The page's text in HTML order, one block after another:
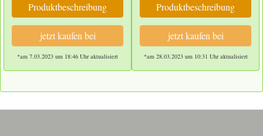
Produktbeschreibung
jetzt kaufen bei
*am 7.03.2023 um 18:46 Uhr aktualisiert
Produktbeschreibung
jetzt kaufen bei
*am 28.03.2023 um 10:31 Uhr aktualisiert